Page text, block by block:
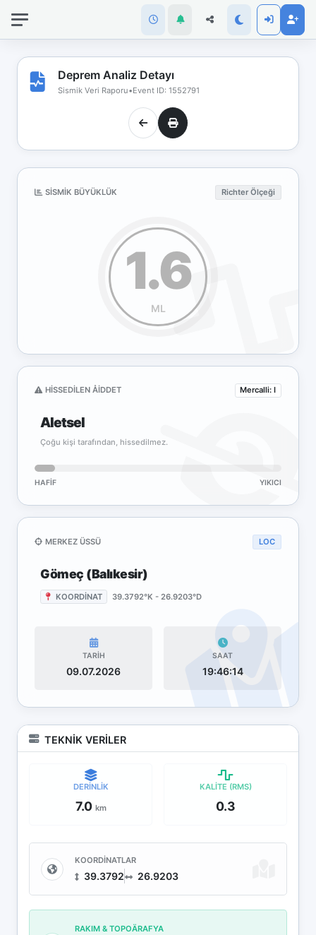
Deprem Analiz Detayı
Sismik Veri Raporu•Event ID: 1552791
SISMIK BÜYÜKLÜK Richter Ölçeği
1.6
ML
HISSEDILEN ÅIDDET Mercalli: I
Aletsel
Çoğu kişi tarafından, hissedilmez.
HAFIF YIKICI
MERKEZ ÜSSÜ LOC
Gömeç (Balıkesir)
KOORDİNAT 39.3792°K - 26.9203°D
TARİH
09.07.2026
SAAT
19:46:14
TEKNİK VERİLER
DERİNLİK
7.0 km
KALİTE (RMS)
0.3
KOORDİNATLAR
39.3792 26.9203
RAKIM & TOPOÄRAFYA
bağlantınız
koptu!
Çevrimdışı
moddasınız.